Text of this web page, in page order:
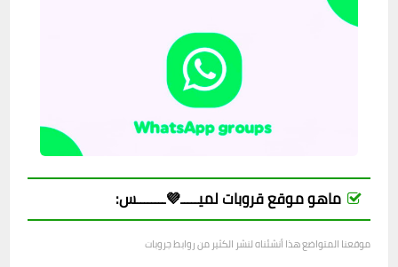
ماهو موقع قروبات لميـــــ💜ــــــــس:
موقعنا المتواضع هذا أنشئناه لنشر الكثير من روابط جروبات